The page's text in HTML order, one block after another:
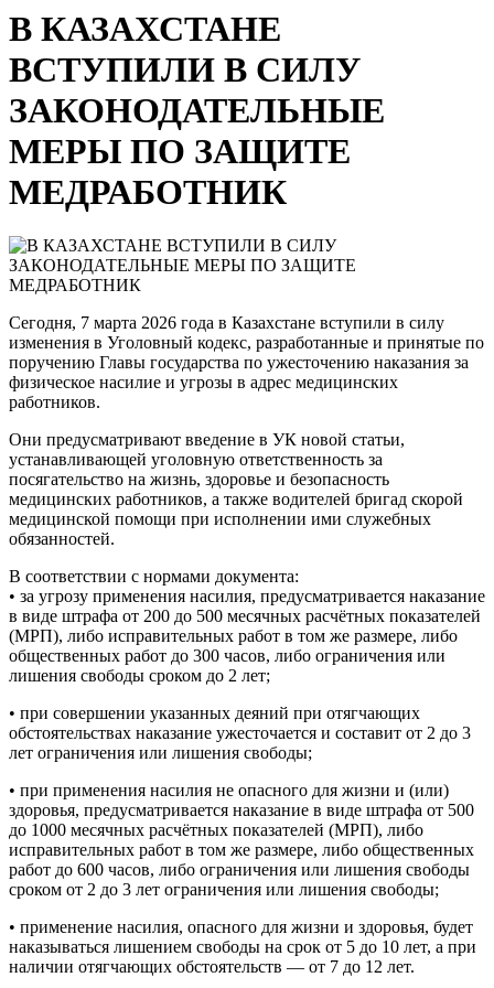
В КАЗАХСТАНЕ
ВСТУПИЛИ В СИЛУ
ЗАКОНОДАТЕЛЬНЫЕ
МЕРЫ ПО ЗАЩИТЕ
МЕДРАБОТНИК
Сегодня, 7 марта 2026 года в Казахстане вступили в силу
изменения в Уголовный кодекс, разработанные и принятые по
поручению Главы государства по ужесточению наказания за
физическое насилие и угрозы в адрес медицинских
работников.
Они предусматривают введение в УК новой статьи,
устанавливающей уголовную ответственность за
посягательство на жизнь, здоровье и безопасность
медицинских работников, а также водителей бригад скорой
медицинской помощи при исполнении ими служебных
обязанностей.
В соответствии с нормами документа:
• за угрозу применения насилия, предусматривается наказание
в виде штрафа от 200 до 500 месячных расчётных показателей
(МРП), либо исправительных работ в том же размере, либо
общественных работ до 300 часов, либо ограничения или
лишения свободы сроком до 2 лет;
• при совершении указанных деяний при отягчающих
обстоятельствах наказание ужесточается и составит от 2 до 3
лет ограничения или лишения свободы;
• при применения насилия не опасного для жизни и (или)
здоровья, предусматривается наказание в виде штрафа от 500
до 1000 месячных расчётных показателей (МРП), либо
исправительных работ в том же размере, либо общественных
работ до 600 часов, либо ограничения или лишения свободы
сроком от 2 до 3 лет ограничения или лишения свободы;
• применение насилия, опасного для жизни и здоровья, будет
наказываться лишением свободы на срок от 5 до 10 лет, а при
наличии отягчающих обстоятельств — от 7 до 12 лет.